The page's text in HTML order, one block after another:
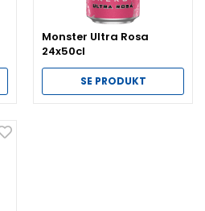
Monster Ultra Rosa
24x50cl
SE PRODUKT